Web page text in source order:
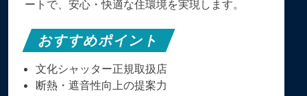
ートで、安心・快適な住環境を実現します。
おすすめポイント
文化シャッター正規取扱店
断熱・遮音性向上の提案力